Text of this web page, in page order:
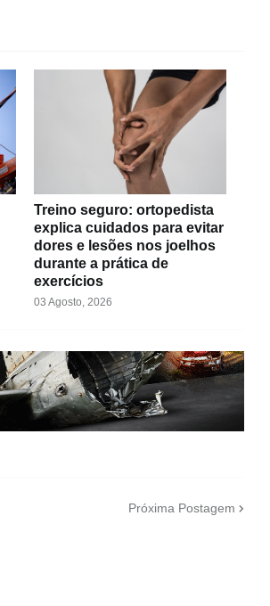
Treino seguro: ortopedista
explica cuidados para evitar
dores e lesões nos joelhos
durante a prática de
exercícios
03 Agosto, 2026
Próxima Postagem